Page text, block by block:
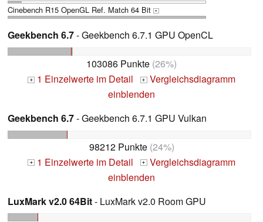
Cinebench R15 OpenGL Ref. Match 64 Bit +
Geekbench 6.7- Geekbench 6.7.1 GPU OpenCL
103086 Punkte (26%)
+ 1 Einzelwerte im Detail + Vergleichsdiagramm
einblenden
Geekbench 6.7- Geekbench 6.7.1 GPU Vulkan
98212 Punkte(24%)
+ 1 Einzelwerte im Detail + Vergleichsdiagramm
einblenden
LuxMark v2.0 64Bit- LuxMark v2.0 Room GPU